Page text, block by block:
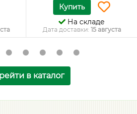
Купить
На складе
Дата доставки: 15 августа
в каталог